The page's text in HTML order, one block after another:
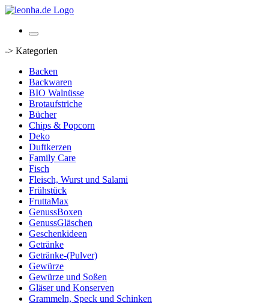
-> Kategorien
Backen
Backwaren
BIO Walnüsse
Brotaufstriche
Bücher
Chips & Popcorn
Deko
Duftkerzen
Family Care
Fisch
Fleisch, Wurst und Salami
Frühstück
FruttaMax
GenussBoxen
GenussGläschen
Geschenkideen
Getränke
Getränke-(Pulver)
Gewürze
Gewürze und Soßen
Gläser und Konserven
Grammeln, Speck und Schinken